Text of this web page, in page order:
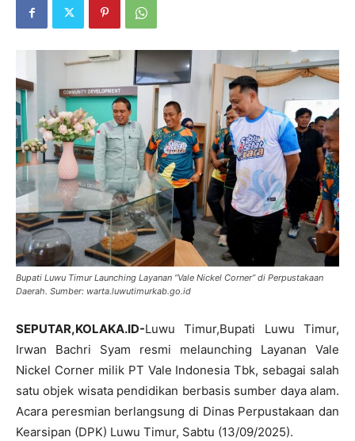
Bupati Luwu Timur Launching Layanan “Vale Nickel Corner” di Perpustakaan
Daerah. Sumber: warta.luwutimurkab.go.id
SEPUTAR,KOLAKA.ID-Luwu Timur,Bupati Luwu Timur,
Irwan Bachri Syam resmi melaunching Layanan Vale
Nickel Corner milik PT Vale Indonesia Tbk, sebagai salah
satu objek wisata pendidikan berbasis sumber daya alam.
Acara peresmian berlangsung di Dinas Perpustakaan dan
Kearsipan (DPK) Luwu Timur, Sabtu (13/09/2025).